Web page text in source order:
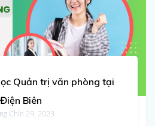
Quản trị văn phòng tại
Điện Biên
Chín 29, 2023